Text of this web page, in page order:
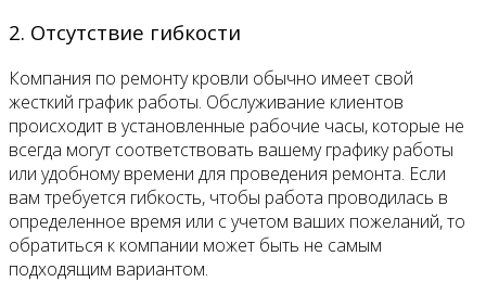
2. Отсутствие гибкости
Компания по ремонту кровли обычно имеет свой
жесткий график работы. Обслуживание клиентов
происходит в установленные рабочие часы, которые не
всегда могут соответствовать вашему графику работы
или удобному времени для проведения ремонта. Если
вам требуется гибкость, чтобы работа проводилась в
определенное время или с учетом ваших пожеланий, то
обратиться к компании может быть не самым
подходящим вариантом.